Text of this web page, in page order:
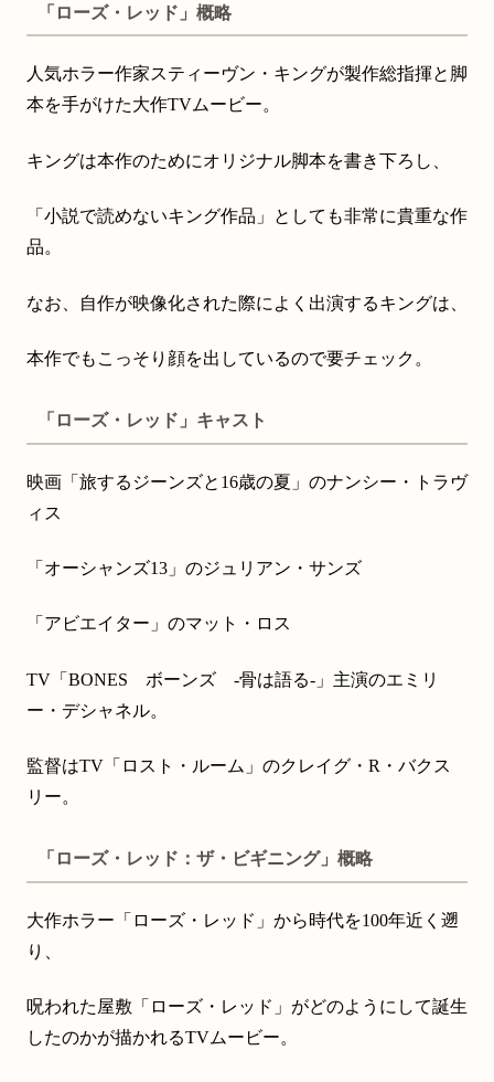
「ローズ・レッド」概略
人気ホラー作家スティーヴン・キングが製作総指揮と脚
本を手がけた大作TVムービー。
キングは本作のためにオリジナル脚本を書き下ろし、
「小説で読めないキング作品」としても非常に貴重な作
品。
なお、自作が映像化された際によく出演するキングは、
本作でもこっそり顔を出しているので要チェック。
「ローズ・レッド」キャスト
映画「旅するジーンズと16歳の夏」のナンシー・トラヴ
ィス
「オーシャンズ13」のジュリアン・サンズ
「アビエイター」のマット・ロス
TV「BONES ボーンズ -骨は語る-」主演のエミリ
ー・デシャネル。
監督はTV「ロスト・ルーム」のクレイグ・R・バクス
リー。
「ローズ・レッド：ザ・ビギニング」概略
大作ホラー「ローズ・レッド」から時代を100年近く遡
り、
呪われた屋敷「ローズ・レッド」がどのようにして誕生
したのかが描かれるTVムービー。